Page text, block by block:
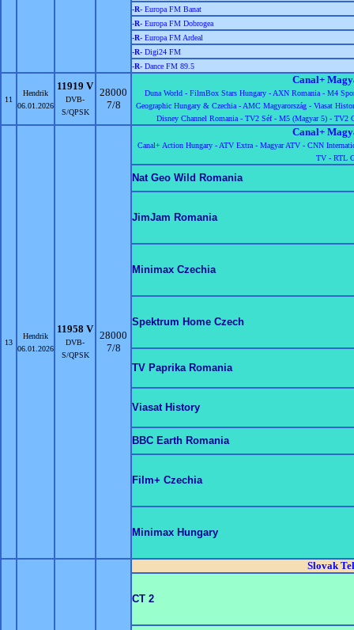
-R- Europa FM Banat
-R- Europa FM Dobrogea
-R- Europa FM Ardeal
-R- Digi24 FM
-R- Dance FM 89.5
11
Hendrik
06.01.2026
11919 V
DVB-
S/QPSK
28000
7/8
Canal+
Duna World - FilmBox Stars Hungary - AXN Romania - M4
Geographic Hungary & Czechia - AMC Magyarország - Viasat
Disney Channel Romania - TV2 Séf - M5 (Magyar 5) - TV2
13
Hendrik
06.01.2026
11958 V
DVB-
S/QPSK
28000
7/8
Canal+
Canal+ Action Hungary - ATV Extra - Magyar ATV - CNN
TV - RTL
Nat Geo Wild Romania
JimJam Romania
Minimax Czechia
Spektrum Home Czech
TV Paprika Romania
Viasat History
BBC Earth Romania
Film+ Czechia
Minimax Hungary
Slovak
CT 2